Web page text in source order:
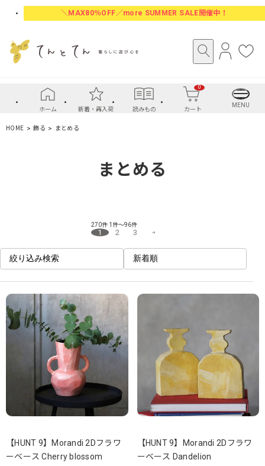
＼MAX80％OFF／more SUMMER SALE開催中！
に
入
り
ホーム 新着・再入荷 読みもの カート
0
MENU
HOME 飾る まとめる
まとめる
270件 1件～96件
1 2 3
絞り込み検索 新着順
【HUNT 9】Morandi 2Dフラワ
ーベース Cherry blossom
【HUNT 9】Morandi 2Dフラワ
ーベース Dandelion